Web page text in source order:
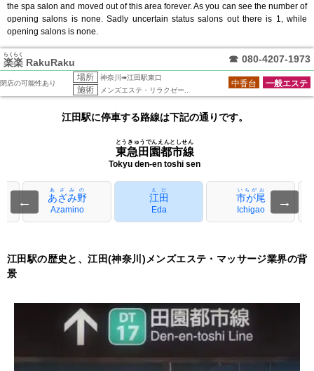
the spa salon and moved out of this area forever. As you can see the number of
opening salons is none. Sadly uncertain status salons out there is 1, while
opening salons is none.
楽楽
らくらく
RakuRaku ☎ 080-4207-1973
閉店の可能性あり
場所 神奈川➠江田駅東口
施術 メンズエステ・リラクゼー..
一般エステ
中香台
江田駅に停車する路線は下記の通りです。
東急田園都市線
とうきゅうでんえんとしせん
Tokyu den-en toshi sen
← あざみ野
あざみの
Azamino
江田
えだ
Eda
市が尾
いちがお
Ichigao
→
江田駅の歴史と、江田(神奈川)メンズエステ・マッサージ業界の背
景